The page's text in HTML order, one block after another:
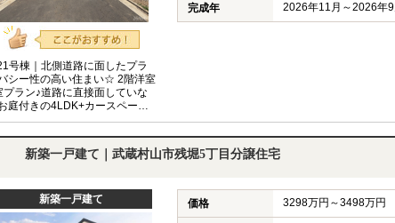
号棟｜北側道路に面したプラ
シー性の高い住まい☆ 2階洋室
プラン♪道路に直接面していな
庭付きの4LDK+カースペース
2台駐車OK！ ◆住宅性能評価
光発電システム搭載◆
完成年 2026年11月～2026年9
新築一戸建て｜武蔵村山市残堀5丁目分譲住宅
新築一戸建て 価格 3298万円～3498万円